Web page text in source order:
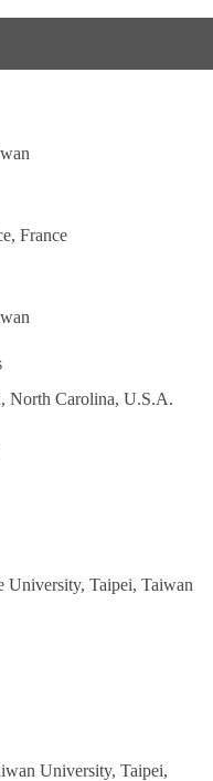
France
North Carolina, U.S.A.
University, Taipei, Taiwan
University, Taipei,